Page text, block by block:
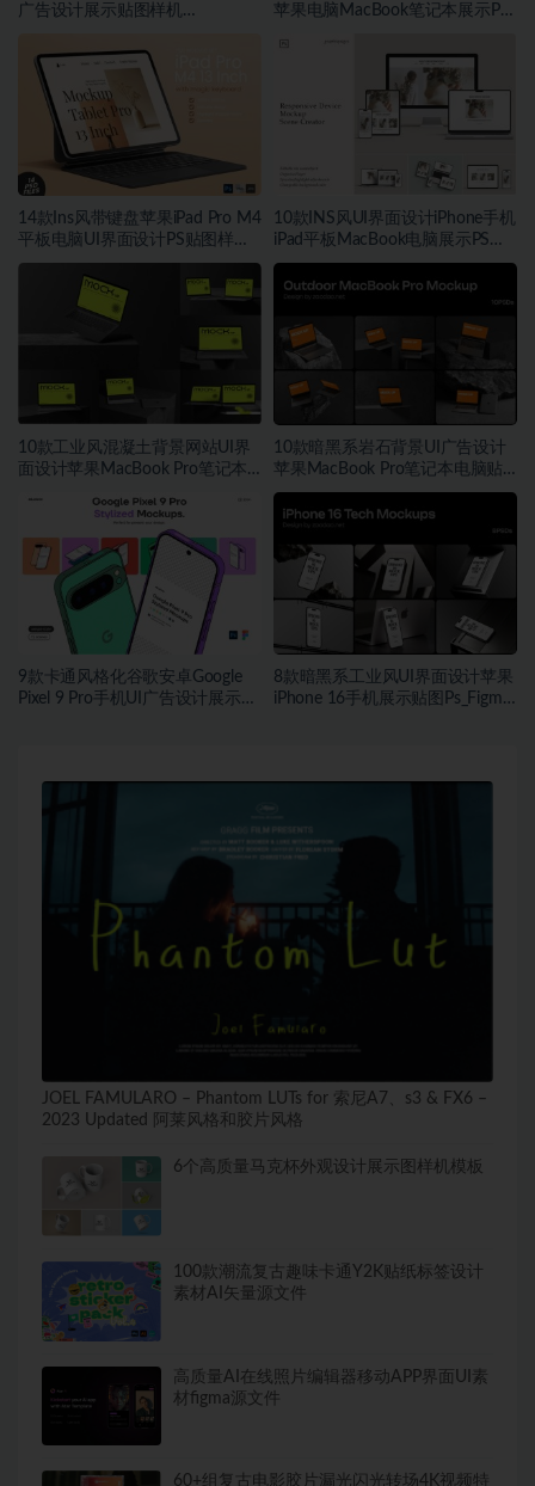
广告设计展示贴图样机
苹果电脑MacBook笔记本展示PS
14款Ins风带键盘苹果iPad Pro M4
平板电脑UI界面设计PS贴图样机
模板
10款INS风UI界面设计iPhone手机
iPad平板MacBook电脑展示PS贴
图样机模板
10款工业风混凝土背景网站UI界
面设计苹果MacBook Pro笔记本
10款暗黑系岩石背景UI广告设计
苹果MacBook Pro笔记本电脑贴
图PSD样机模板
9款卡通风格化谷歌安卓Google
Pixel 9 Pro手机UI广告设计展示贴
8款暗黑系工业风UI界面设计苹果
iPhone 16手机展示贴图Ps_Figma
JOEL FAMULARO – Phantom LUTs for 索尼A7、s3 & FX6 –
2023 Updated 阿莱风格和胶片风格
6个高质量马克杯外观设计展示图样机模板
100款潮流复古趣味卡通Y2K贴纸标签设计
素材AI矢量源文件
高质量AI在线照片编辑器移动APP界面UI素
材figma源文件
60+组复古电影胶片漏光闪光转场4K视频特